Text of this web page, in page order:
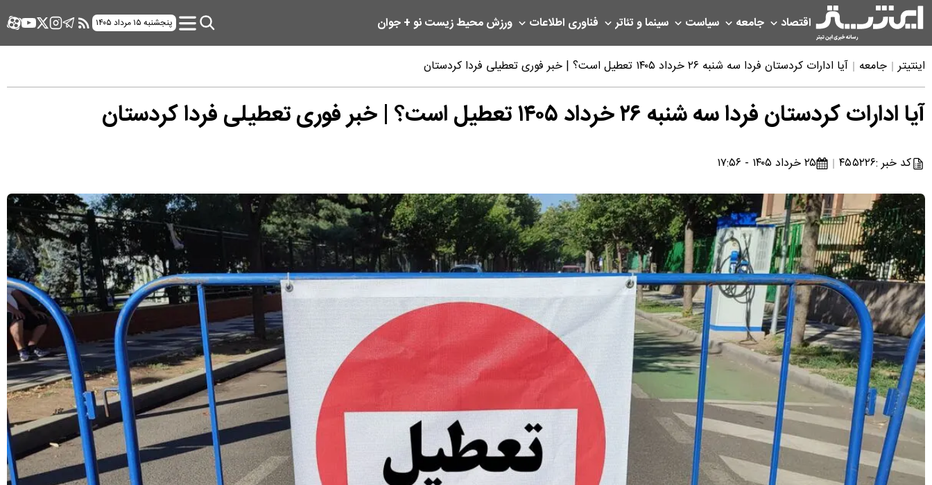
اقتصاد جامعه سیاست سینما و تئاتر فناوری اطلاعات ورزشمحیط زیستنو + جوان پنجشنبه ۱۵ مرداد ۱۴۰۵
اینتیتر جامعه آیا ادارات کردستان فردا سه شنبه ۲۶ خرداد ۱۴۰۵ تعطیل است؟ | خبر فوری تعطیلی فردا کردستان
آیا ادارات کردستان فردا سه شنبه ۲۶ خرداد ۱۴۰۵ تعطیل است؟ | خبر فوری تعطیلی فردا کردستان
کد خبر :۴۵۵۲۲۶ ۲۵ خرداد ۱۴۰۵ - ۱۷:۵۶